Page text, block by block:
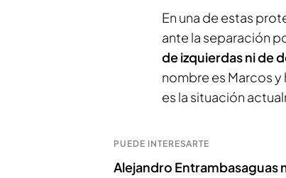
En una de estas
ante la separación
de izquierdas ni de
nombre es Marcos
es la situación
PUEDE INTERESARTE
Alejandro